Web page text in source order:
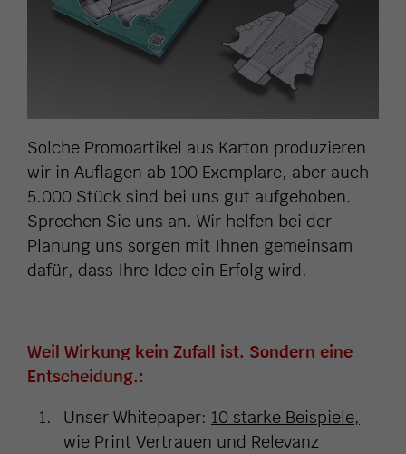
Solche Promoartikel aus Karton produzieren
wir in Auflagen ab 100 Exemplare, aber auch
5.000 Stück sind bei uns gut aufgehoben.
Sprechen Sie uns an. Wir helfen bei der
Planung uns sorgen mit Ihnen gemeinsam
dafür, dass Ihre Idee ein Erfolg wird.
Weil Wirkung kein Zufall ist. Sondern eine
Entscheidung.:
Unser Whitepaper: 10 starke Beispiele,
wie Print Vertrauen und Relevanz